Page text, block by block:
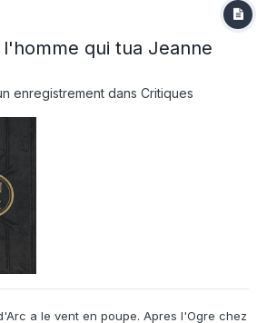
qui tua Jeanne
enregistrement dans Critiques
a le vent en poupe. Apres l'Ogre chez